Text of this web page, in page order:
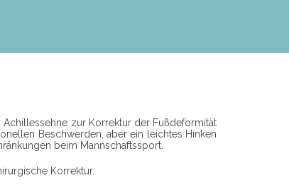
zur Korrektur der Fußdeformität
Beschwerden, aber ein leichtes Hinken
beim Mannschaftssport.
Korrektur.